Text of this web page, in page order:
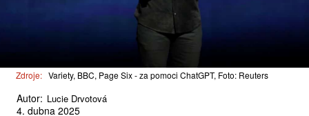
Zdroje: Variety, BBC, Page Six - za pomoci ChatGPT, Foto: Reuters
Autor: Lucie Drvotová
4. dubna 2025